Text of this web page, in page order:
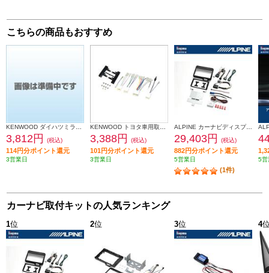
こちらの商品もおすすめ
3,812円 (税込)
114円分ポイント還元
3営業日
3,388円 (税込)
101円分ポイント還元
3営業日
ALPINE カーナビディスプレイオーディオ取付けキット N-BOX(JF5/6系)専用 KTX-XF11-NB-56-NR
29,403円 (税込)
882円分ポイント還元
5営業日
(1件)
5営
カーナビ取付キットの人気ランキング
1位 2位 3位 4